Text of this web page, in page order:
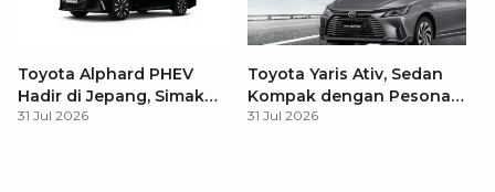
Toyota Alphard PHEV
Hadir di Jepang, Simak
Pembaruan dan Fitur
31 Jul 2026
Toyota Yaris Ativ, Sedan
Kompak dengan Pesona
Modern
31 Jul 2026